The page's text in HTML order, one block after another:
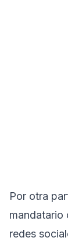
Por otra
mandatario
redes